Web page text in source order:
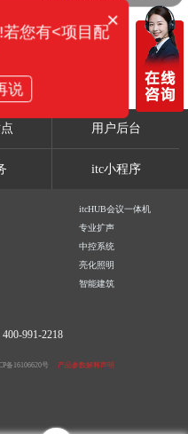
用户后台
itc小程序
itcHUB会议一体机
专业扩声
中控系统
亮化照明
智能建筑
991-2218
备16106620号 产品参数解释声明
×
您有<项目配
说